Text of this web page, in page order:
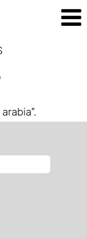
(página